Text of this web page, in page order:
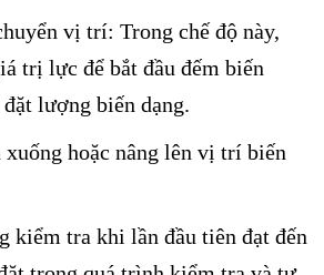
vị trí: Trong chế độ này,
trị lực để bắt đầu đếm biến
lượng biến dạng.
xuống hoặc nâng lên vị trí biến
kiểm tra khi lần đầu tiên đạt đến